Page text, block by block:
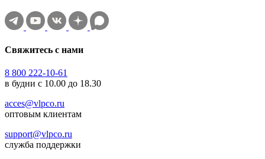
Свяжитесь с нами
8 800 222-10-61
в будни с 10.00 до 18.30
acces@vlpco.ru
оптовым клиентам
support@vlpco.ru
служба поддержки